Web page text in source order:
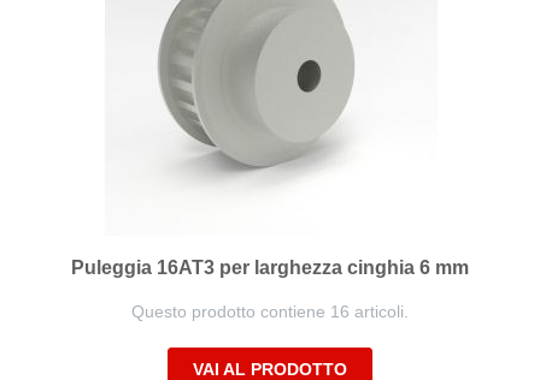
Puleggia 16AT3 per larghezza cinghia 6 mm
Questo prodotto contiene 16 articoli.
VAI AL PRODOTTO